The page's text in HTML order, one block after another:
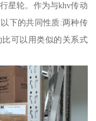
星轮。作为与khv传动
下的共同性质:两种传
可以用类似的关系式